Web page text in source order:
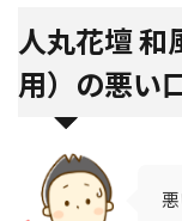
人丸花壇 和
用）の悪い